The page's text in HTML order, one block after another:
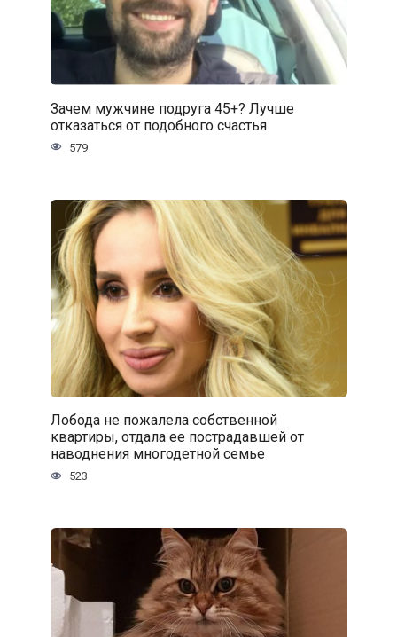
Зачем мужчине подруга 45+? Лучше
отказаться от подобного счастья
579
Лобода не пожалела собственной
квартиры, отдала ее пострадавшей от
наводнения многодетной семье
523